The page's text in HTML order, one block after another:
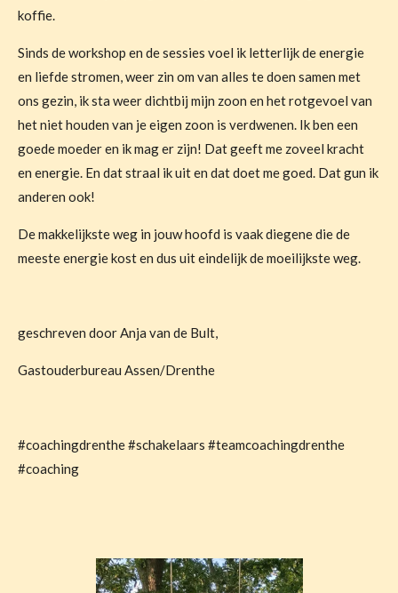
koffie.
Sinds de workshop en de sessies voel ik letterlijk de energie
en liefde stromen, weer zin om van alles te doen samen met
ons gezin, ik sta weer dichtbij mijn zoon en het rotgevoel van
het niet houden van je eigen zoon is verdwenen. Ik ben een
goede moeder en ik mag er zijn! Dat geeft me zoveel kracht
en energie. En dat straal ik uit en dat doet me goed. Dat gun ik
anderen ook!
De makkelijkste weg in jouw hoofd is vaak diegene die de
meeste energie kost en dus uit eindelijk de moeilijkste weg.
geschreven door Anja van de Bult,
Gastouderbureau Assen/Drenthe
#coachingdrenthe #schakelaars #teamcoachingdrenthe
#coaching